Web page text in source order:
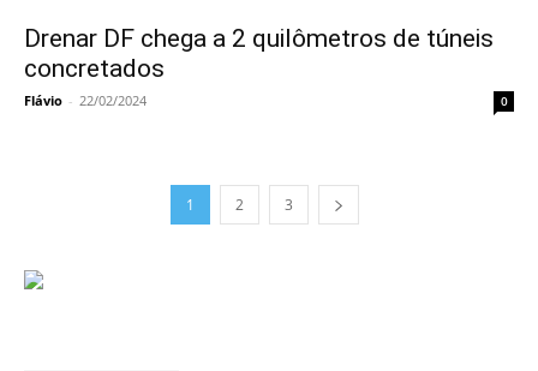
Drenar DF chega a 2 quilômetros de túneis
concretados
Flávio - 22/02/2024 0
1 2 3